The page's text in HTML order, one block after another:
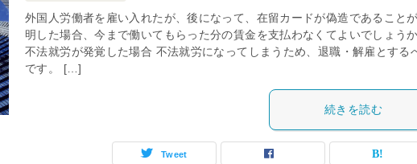
外国人労働者を雇い入れたが、後になって、在留カードが偽造であること
明した場合、今まで働いてもらった分の賃金を支払わなくてよいでしょう
不法就労が発覚した場合 不法就労になってしまうため、退職・解雇とする
です。 […]
続きを読む
Tweet